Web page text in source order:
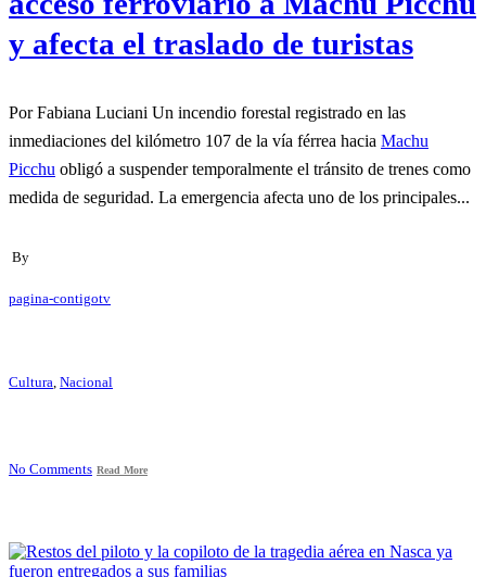
y afecta el traslado de turistas
Por Fabiana Luciani Un incendio forestal registrado en las
inmediaciones del kilómetro 107 de la vía férrea hacia Machu
Picchu obligó a suspender temporalmente el tránsito de trenes como
medida de seguridad. La emergencia afecta uno de los principales...
By
pagina-contigotv
Cultura, Nacional
No Comments Read More